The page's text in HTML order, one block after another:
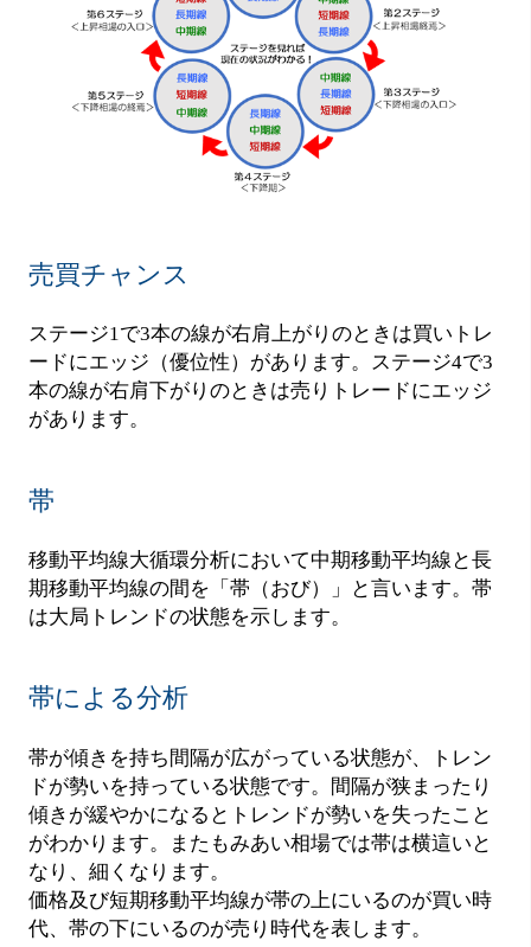
売買チャンス
ステージ1で3本の線が右肩上がりのときは買いトレ
ードにエッジ（優位性）があります。ステージ4で3
本の線が右肩下がりのときは売りトレードにエッジ
があります。
帯
移動平均線大循環分析において中期移動平均線と長
期移動平均線の間を「帯（おび）」と言います。帯
は大局トレンドの状態を示します。
帯による分析
帯が傾きを持ち間隔が広がっている状態が、トレン
ドが勢いを持っている状態です。間隔が狭まったり
傾きが緩やかになるとトレンドが勢いを失ったこと
がわかります。またもみあい相場では帯は横這いと
なり、細くなります。
価格及び短期移動平均線が帯の上にいるのが買い時
代、帯の下にいるのが売り時代を表します。